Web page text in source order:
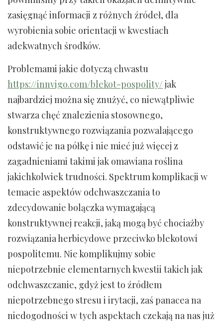
zasięgnąć informacji z różnych źródeł, dla
wyrobienia sobie orientacji w kwestiach
adekwatnych środków.
Problemami jakie dotyczą chwastu
https://innvigo.com/blekot-pospolity/ jak
najbardziej można się znużyć, co niewątpliwie
stwarza chęć znalezienia stosownego,
konstruktywnego rozwiązania pozwalającego
odstawić je na półkę i nie mieć już więcej z
zagadnieniami takimi jak omawiana roślina
jakichkolwiek trudności. Spektrum komplikacji w
temacie aspektów odchwaszczania to
zdecydowanie bolączka wymagającą
konstruktywnej reakcji, jaką mogą być chociażby
rozwiązania herbicydowe przeciwko blekotowi
pospolitemu. Nie komplikujmy sobie
niepotrzebnie elementarnych kwestii takich jak
odchwaszczanie, gdyż jest to źródłem
niepotrzebnego stresu i irytacji, zaś panacea na
niedogodności w tych aspektach czekają na nas już